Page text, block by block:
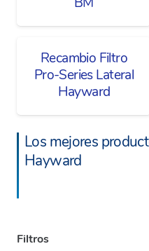
Recambio Filtro
Pro-Series Lateral
Hayward
Los mejores
Hayward
Filtros